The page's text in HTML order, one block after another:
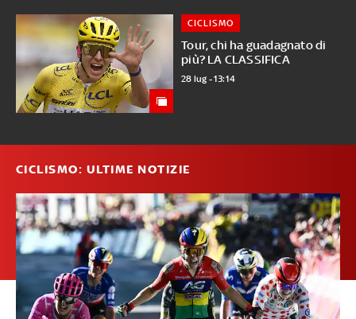
Tour, chi ha guadagnato di
più? LA CLASSIFICA
CICLISMO
28 lug - 13:14
CICLISMO: ULTIME NOTIZIE